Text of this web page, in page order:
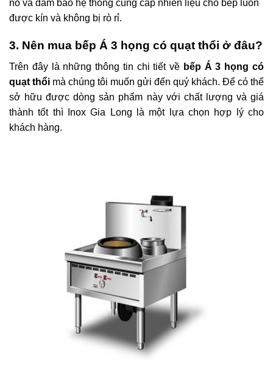
nổ và đảm bảo hệ thống cung cấp nhiên liệu cho bếp luôn
được kín và không bị rò rỉ.
3. Nên mua bếp Á 3 họng có quạt thổi ở đâu?
Trên đây là những thông tin chi tiết về bếp Á 3 họng có
quạt thổi mà chúng tôi muốn gửi đến quý khách. Để có thể
sở hữu được dòng sản phẩm này với chất lượng và giá
thành tốt thì Inox Gia Long là một lựa chọn hợp lý cho
khách hàng.